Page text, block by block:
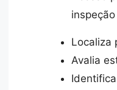
inspeção
Localiza
Avalia